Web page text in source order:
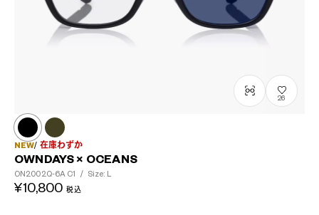
26
NEW 在庫わずか
OWNDAYS × OCEANS
ON2002Q-6A C1 / Size: L
¥10,800 税込